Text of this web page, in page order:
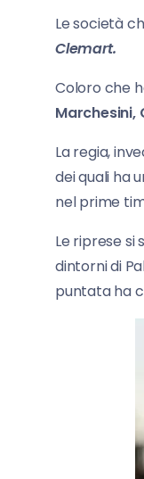
Le società
Clemart.
Coloro che
Marchesini,
La regia,
dei quali ha
nel prime
Le riprese si
dintorni di
puntata ha